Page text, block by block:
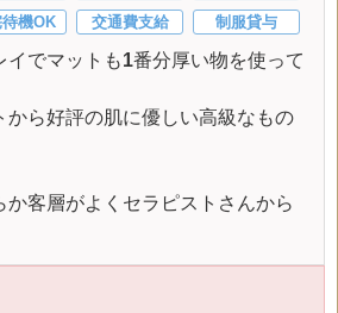
機OK 交通費支給 制服貸与
イでマットも1番分厚い物を使って
から好評の肌に優しい高級なもの
か客層がよくセラピストさんから